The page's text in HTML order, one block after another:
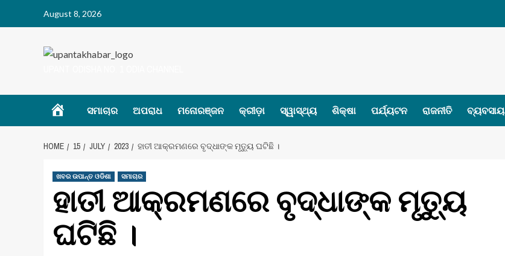
August 8, 2026
Homeସମାଚାର ଅପରାଧ ମନୋରଞ୍ଜନ କ୍ରୀଡ଼ା ସ୍ୱାସ୍ଥ୍ୟ ଶିକ୍ଷା ପର୍ଯ୍ୟଟନ ରାଜନୀତି ବ୍ୟବସାୟ
HOME 15 JULY 2023 ହାତୀ ଆକ୍ରମଣରେ ବୃଦ୍ଧାଙ୍କ ମୃତ୍ୟୁ ଘଟିଛି ।
ଖବର ଉପାନ୍ତ ଓଡିଶା ସମାଚାର
ହାତୀ ଆକ୍ରମଣରେ ବୃଦ୍ଧାଙ୍କ ମୃତ୍ୟୁ
ଘଟିଛି ।